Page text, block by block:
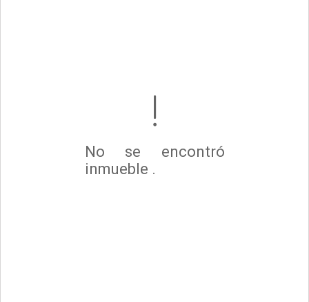
No se encontró
inmueble .